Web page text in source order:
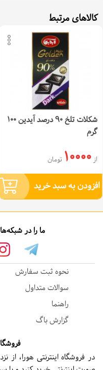
کالاهای مرتبط
شکلات تلخ 90 درصد آیدین 100
گرم
از10000 تومان
افزودن به سبد خرید
ما را در
نحوه ثبت سفارش
سوالات متداول
راهنما
گزارش باگ
در فروشگاه اینترنتی هورا،